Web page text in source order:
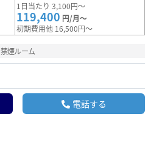
1日当たり 3,100円～
119,400 円/月～
初期費用他 16,500円～
禁煙ルーム
電話する